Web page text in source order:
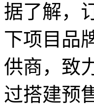
据了解，
下项目品
供商，致
过搭建预